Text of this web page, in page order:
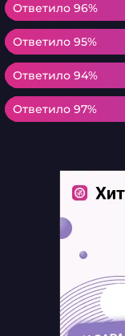
Ответило 96%
Ответило 96%
Ответило 95%
Ответило 95%
Ответило 94%
Ответило 94%
Ответило 97%
Ответило 97%